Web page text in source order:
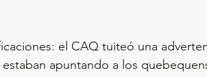
el CAQ tuiteó una
apuntando a los